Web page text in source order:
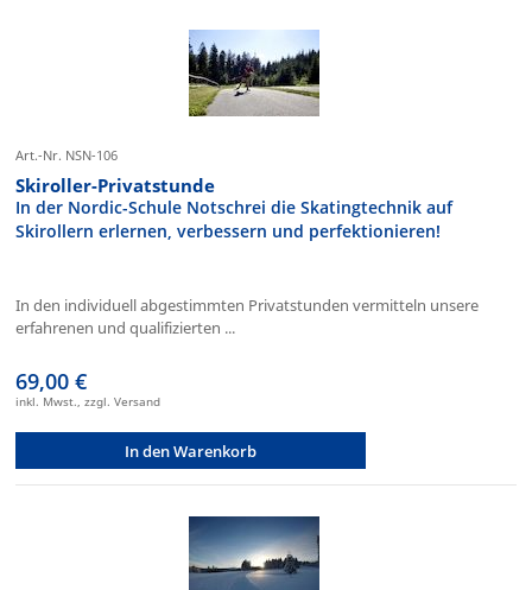
Art.-Nr. NSN-106
Skiroller-Privatstunde
In der Nordic-Schule Notschrei die Skatingtechnik auf
Skirollern erlernen, verbessern und perfektionieren!
In den individuell abgestimmten Privatstunden vermitteln unsere
erfahrenen und qualifizierten ...
69,00 €
inkl. Mwst., zzgl. Versand
In den Warenkorb